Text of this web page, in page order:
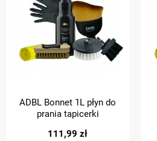
ADBL Bonnet 1L płyn do
prania tapicerki
111,99 zł